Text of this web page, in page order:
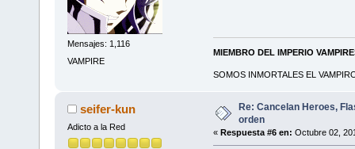
Mensajes: 1,116
VAMPIRE
MIEMBRO DEL IMPERIO
SOMOS INMORTALES EL
seifer-kun
Adicto a la Red
Re: Cancelan Heroes,
orden
« Respuesta #6 en: Octubre 02,